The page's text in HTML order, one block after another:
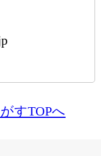
すTOPへ